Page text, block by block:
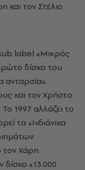
και τον Στέλιο
label «Μικρός
δίσκο του
ανταρσία».
και τον Χρήστο
1997 αλλάζει το
τα «Ινδιάνικα
τον Χάρη
δίσκο «13.000